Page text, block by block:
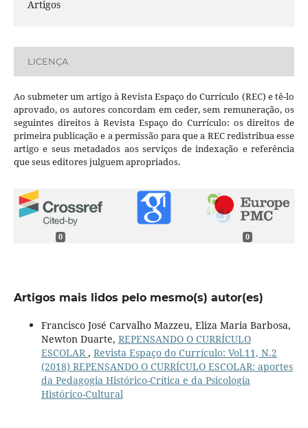
Artigos
LICENÇA
Ao submeter um artigo à Revista Espaço do Currículo (REC) e tê-lo
aprovado, os autores concordam em ceder, sem remuneração, os
seguintes direitos à Revista Espaço do Currículo: os direitos de
primeira publicação e a permissão para que a REC redistribua esse
artigo e seus metadados aos serviços de indexação e referência
que seus editores julguem apropriados.
0 0
Artigos mais lidos pelo mesmo(s) autor(es)
Francisco José Carvalho Mazzeu, Eliza Maria Barbosa,
Newton Duarte, REPENSANDO O CURRÍCULO
ESCOLAR, Revista Espaço do Currículo: Vol.11, N.2
(2018) REPENSANDO O CURRÍCULO ESCOLAR: aportes
da Pedagogia Histórico-Crítica e da Psicologia
Histórico-Cultural